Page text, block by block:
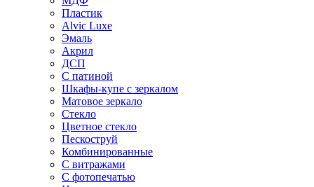
Пластик
Alvic Luxe
Эмаль
Акрил
ДСП
С патиной
Шкафы-купе с зеркалом
Матовое зеркало
Стекло
Цветное стекло
Пескоструй
Комбинированные
С витражами
С фотопечатью